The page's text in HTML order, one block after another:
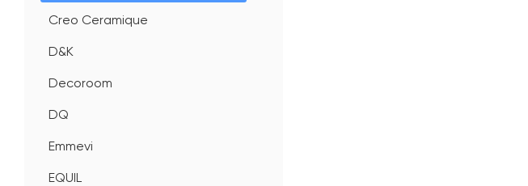
Creo Ceramique
D&K
Decoroom
DQ
Emmevi
EQUIL